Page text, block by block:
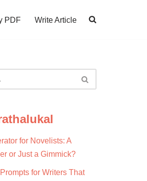
PDF Write Article
for Novelists: A
or Just a Gimmick?
for Writers That